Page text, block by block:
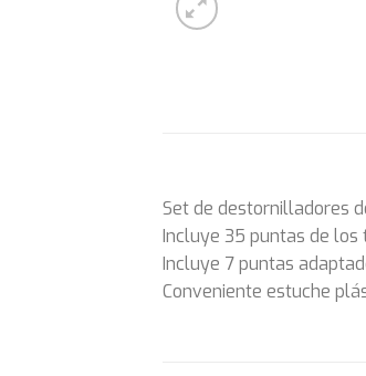
Set de destornilladores
Incluye 35 puntas de los
Incluye 7 puntas
Conveniente estuche